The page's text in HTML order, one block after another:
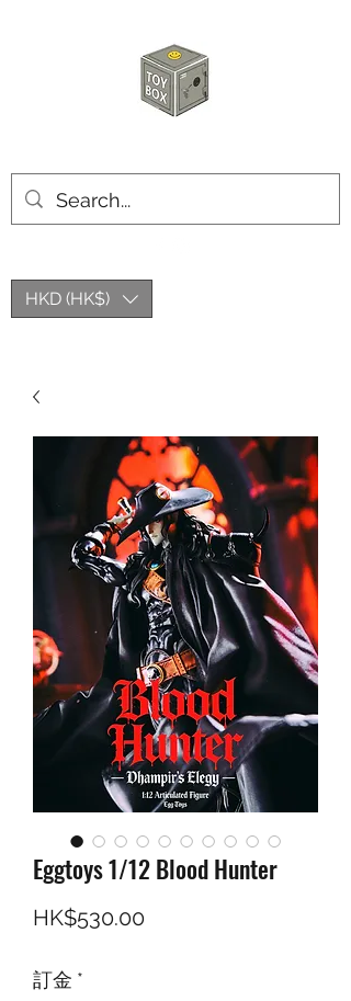
HKD (HK$)
Eggtoys 1/12 Blood Hunter
HK$530.00價格
訂金 *